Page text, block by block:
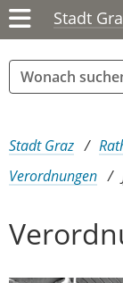
Stadt
Sie sind hier:
Stadt Graz
Verordnungen